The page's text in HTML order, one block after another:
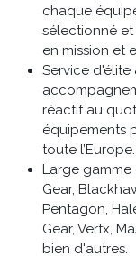
chaque
sélectionné
en mission et
Service d'élite
réactif au
équipements
toute l’Europe.
Large gamme
Gear,
Pentagon,
Gear, Vertx,
bien d'autres.